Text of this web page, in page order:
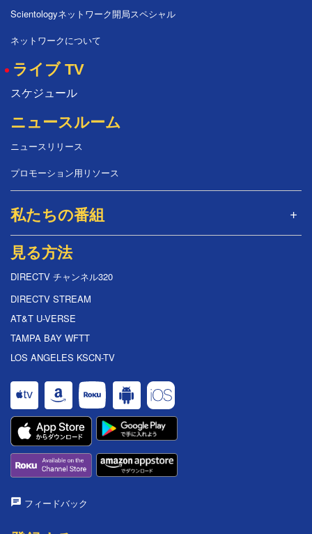
Scientologyネットワーク開局スペシャル
ネットワークについて
ライブ TV
スケジュール
ニュースルーム
ニュースリリース
プロモーション用リソース
私たちの番組
見る方法
DIRECTV チャンネル320
DIRECTV STREAM
AT&T U-VERSE
TAMPA BAY WFTT
LOS ANGELES KSCN-TV
フィードバック